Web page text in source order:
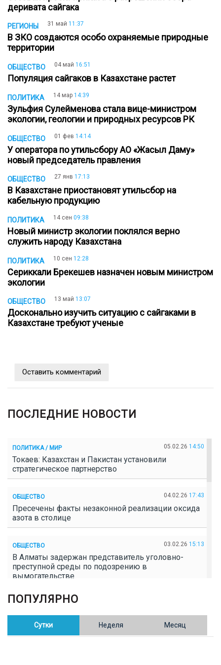
деривата сайгака
РЕГИОНЫ 31 май 11:37
В ЗКО создаются особо охраняемые природные
территории
ОБЩЕСТВО 04 май 16:51
Популяция сайгаков в Казахстане растет
ПОЛИТИКА 14 мар 14:39
Зульфия Сулейменова стала вице-министром
экологии, геологии и природных ресурсов РК
ОБЩЕСТВО 01 фев 14:14
У оператора по утильсбору АО «Жасыл Даму»
новый председатель правления
ОБЩЕСТВО 27 янв 17:13
В Казахстане приостановят утильсбор на
кабельную продукцию
ПОЛИТИКА 14 сен 09:38
Новый министр экологии поклялся верно
служить народу Казахстана
ПОЛИТИКА 10 сен 12:28
Сериккали Брекешев назначен новым министром
экологии
ОБЩЕСТВО 13 май 13:07
Досконально изучить ситуацию с сайгаками в
Казахстане требуют ученые
Оставить комментарий
ПОСЛЕДНИЕ НОВОСТИ
ПОЛИТИКА / МИР 05.02.26 14:50
Токаев: Казахстан и Пакистан установили
стратегическое партнерство
ОБЩЕСТВО 04.02.26 17:43
Пресечены факты незаконной реализации оксида
азота в столице
ОБЩЕСТВО 03.02.26 15:13
В Алматы задержан представитель уголовно-
преступной среды по подозрению в
вымогательстве
ОБЩЕСТВО
Полицейские пресекли незаконное выращивание
конопли в Таразе
ПОПУЛЯРНО
Сутки Неделя Месяц